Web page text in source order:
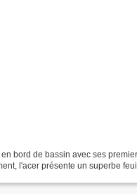
bord de bassin avec ses
l'acer présente un superbe